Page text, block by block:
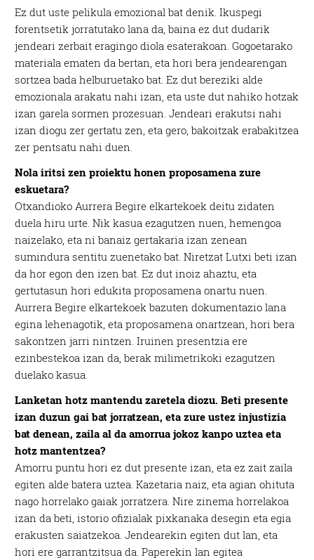
Ez dut uste pelikula emozional bat denik. Ikuspegi
forentsetik jorratutako lana da, baina ez dut dudarik
jendeari zerbait eragingo diola esaterakoan. Gogoetarako
materiala ematen da bertan, eta hori bera jendearengan
sortzea bada helburuetako bat. Ez dut bereziki alde
emozionala arakatu nahi izan, eta uste dut nahiko hotzak
izan garela sormen prozesuan. Jendeari erakutsi nahi
izan diogu zer gertatu zen, eta gero, bakoitzak erabakitzea
zer pentsatu nahi duen.
Nola iritsi zen proiektu honen proposamena zure
eskuetara?
Otxandioko Aurrera Begire elkartekoek deitu zidaten
duela hiru urte. Nik kasua ezagutzen nuen, hemengoa
naizelako, eta ni banaiz gertakaria izan zenean
sumindura sentitu zuenetako bat. Niretzat Lutxi beti izan
da hor egon den izen bat. Ez dut inoiz ahaztu, eta
gertutasun hori edukita proposamena onartu nuen.
Aurrera Begire elkartekoek bazuten dokumentazio lana
egina lehenagotik, eta proposamena onartzean, hori bera
sakontzen jarri nintzen. Iruinen presentzia ere
ezinbestekoa izan da, berak milimetrikoki ezagutzen
duelako kasua.
Lanketan hotz mantendu zaretela diozu. Beti presente
izan duzun gai bat jorratzean, eta zure ustez injustizia
bat denean, zaila al da amorrua jokoz kanpo uztea eta
hotz mantentzea?
Amorru puntu hori ez dut presente izan, eta ez zait zaila
egiten alde batera uztea. Kazetaria naiz, eta agian ohituta
nago horrelako gaiak jorratzera. Nire zinema horrelakoa
izan da beti, istorio ofizialak pixkanaka desegin eta egia
erakusten saiatzekoa. Jendearekin egiten dut lan, eta
hori ere garrantzitsua da. Paperekin lan egitea